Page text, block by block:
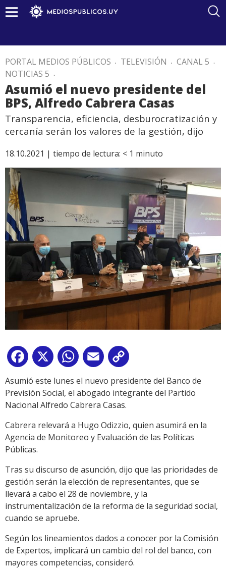
PORTAL MEDIOS PÚBLICOS . TELEVISIÓN . CANAL 5 .
NOTICIAS 5 .
Asumió el nuevo presidente del
BPS, Alfredo Cabrera Casas
Transparencia, eficiencia, desburocratización y
cercanía serán los valores de la gestión, dijo
18.10.2021 | tiempo de lectura: < 1 minuto
Facebook
X WhatsApp
Email
Link
Asumió este lunes el nuevo presidente del Banco de
Previsión Social, el abogado integrante del Partido
Nacional Alfredo Cabrera Casas.
Cabrera relevará a Hugo Odizzio, quien asumirá en la
Agencia de Monitoreo y Evaluación de las Políticas
Públicas.
Tras su discurso de asunción, dijo que las prioridades de
gestión serán la elección de representantes, que se
llevará a cabo el 28 de noviembre, y la
instrumentalización de la reforma de la seguridad social,
cuando se apruebe.
Según los lineamientos dados a conocer por la Comisión
de Expertos, implicará un cambio del rol del banco, con
mayores competencias, consideró.